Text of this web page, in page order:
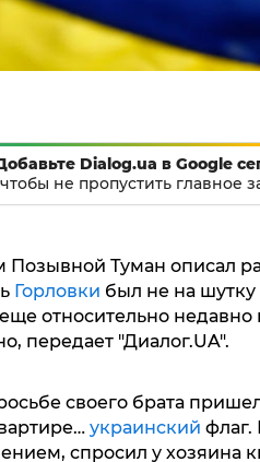
Dialog.ua в Google
чтобы не пропустить главное
Позывной Туман описал
Горловки был не на шутку
относительно недавно
передает "Диалог.UA".
своего брата
украинский флаг.
спросил у хозяина